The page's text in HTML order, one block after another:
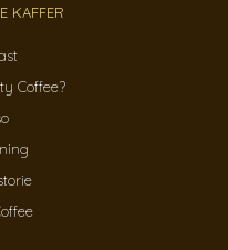
KAFFER
Coffee?